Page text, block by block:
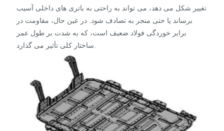
تغییر شکل می دهد، می تواند به راحتی به باتری های داخلی آسیب
برساند یا حتی منجر به تصادف شود. در عین حال، مقاومت در
برابر خوردگی فولاد ضعیف است، که به شدت بر طول عمر